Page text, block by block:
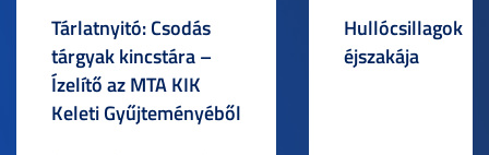
Tárlatnyitó: Csodás
tárgyak kincstára –
Ízelítő az MTA KIK
Keleti Gyűjteményéből
Hullócsillagok
éjszakája